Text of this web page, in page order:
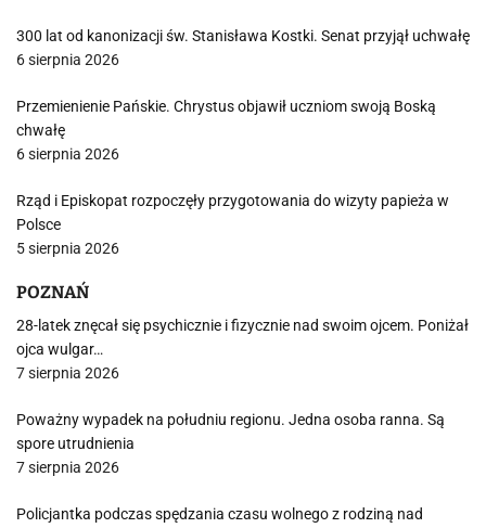
300 lat od kanonizacji św. Stanisława Kostki. Senat przyjął uchwałę
6 sierpnia 2026
Przemienienie Pańskie. Chrystus objawił uczniom swoją Boską
chwałę
6 sierpnia 2026
Rząd i Episkopat rozpoczęły przygotowania do wizyty papieża w
Polsce
5 sierpnia 2026
POZNAŃ
28-latek znęcał się psychicznie i fizycznie nad swoim ojcem. Poniżał
ojca wulgar…
7 sierpnia 2026
Poważny wypadek na południu regionu. Jedna osoba ranna. Są
spore utrudnienia
7 sierpnia 2026
Policjantka podczas spędzania czasu wolnego z rodziną nad